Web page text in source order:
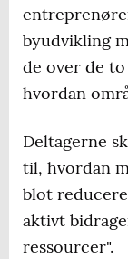
byudvikling
de over de to
hvordan
Deltagerne
til, hvordan
blot
aktivt
ressourcer".